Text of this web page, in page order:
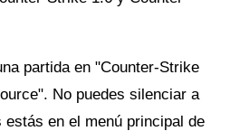
partida en "Counter-Strike
No puedes silenciar a
en el menú principal de